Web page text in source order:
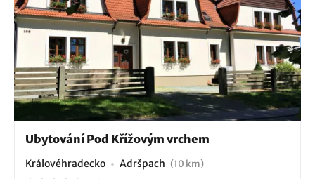
Ubytování Pod Křížovým vrchem
Královéhradecko Adršpach (10 km)